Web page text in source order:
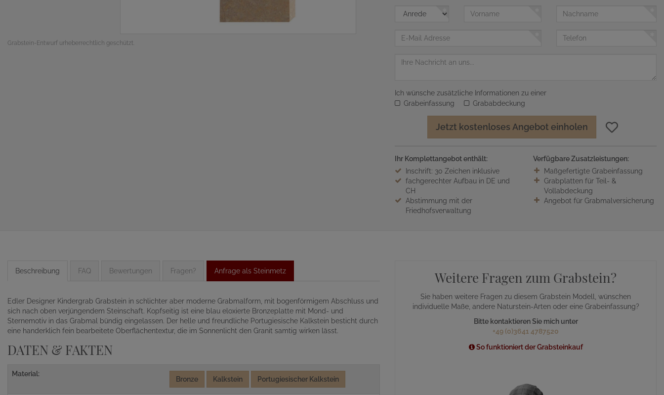
Grabstein-Entwurf urheberrechtlich geschützt.
Anrede
Vorname Nachname
Telefon
Nachricht
Ich wünsche zusätzliche Informationen zu einer
Grabeinfassung
Grababdeckung
Jetzt kostenloses Angebot einholen
Ihr Komplettangebot enthält:
Inschrift: 30 Zeichen inklusive
fachgerechter Aufbau in DE und
CH
Abstimmung mit der
Friedhofsverwaltung
Verfügbare Zusatzleistungen:
Maßgefertigte Grabeinfassung
Grabplatten für Teil- &
Vollabdeckung
Angebot für Grabmalversicherung
Beschreibung FAQ Bewertungen Fragen? Anfrage als Steinmetz
Edler Designer Kindergrab Grabstein in schlichter aber moderne Grabmalform, mit bogenförmigem Abschluss und
sich nach oben verjüngendem Steinschaft. Kopfseitig ist eine blau eloxierte Bronzeplatte mit Mond- und
Sternemotiv in das Grabmal bündig eingelassen. Der helle und freundliche Portugiesische Kalkstein besticht durch
eine handerklich fein bearbeitete Oberflächentextur, die im Sonnenlicht den Granit samtig wirken lässt.
DATEN & FAKTEN
Material:
Bronze Kalkstein Portugiesischer Kalkstein
Weitere Fragen zum Grabstein?
Sie haben weitere Fragen zu diesem Grabstein Modell, wünschen
individuelle Maße, andere Naturstein-Arten oder eine Grabeinfassung?
Bitte kontaktieren Sie mich unter
+49 (0)3641 4787520
So funktioniert der Grabsteinkauf